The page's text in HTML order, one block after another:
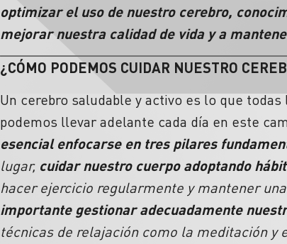
optimizar el uso de nuestro cerebro,
mejorar nuestra calidad de vida y a
¿CÓMO PODEMOS CUIDAR NUESTRO
Un cerebro saludable y activo es lo que
podemos llevar adelante cada día en este
esencial enfocarse en tres pilares
lugar, cuidar nuestro cuerpo adoptando
hacer ejercicio regularmente y mantener
importante gestionar adecuadamente
técnicas de relajación como la meditación